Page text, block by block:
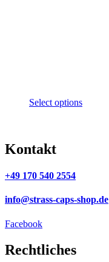
Select options
Kontakt
+49 170 540 2554
info@strass-caps-shop.de
Facebook
Rechtliches